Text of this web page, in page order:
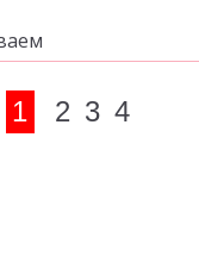
1 2 3 4